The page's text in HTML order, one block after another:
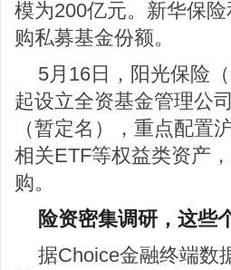
模为200亿元。新华保
购私募基金份额。
5月16日，阳光保险
起设立全资基金管理公
（暂定名），重点配置
相关ETF等权益类资产
购。
险资密集调研，这些
据Choice金融终端数